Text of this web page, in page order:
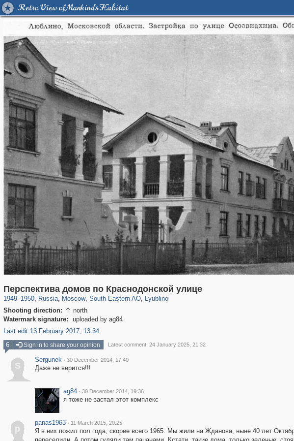
Retro View of Mankind's Habitat
Перспектива домов по Краснодонской улице
1949–1950, Russia
1,406,839 29,243
, Moscow
319,861 8,286
, South-Eastern AO
11,379 197
, Lyublino
585 2
Shooting direction:  north
Watermark signature:
uploaded by ag84
Last edit 13 February 2017, 13:34
6 Sign in to share your opinion Latest comment: 24 January 2025, 21:32
S
Sergunek · 30 December 2014, 17:40
Даже не верится!!!
ag84 · 30 December 2014, 19:36
я тоже не застал этот комплекс
p
panas1963 · 11 March 2015, 20:25
Я в них пожил пол года, скорее всего 1965. Мы жили на Жданова, ныне 40 лет